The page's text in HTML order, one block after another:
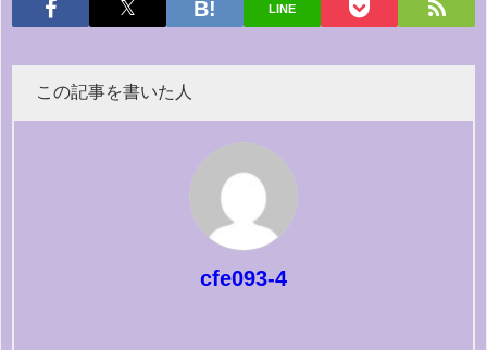
LINE
この記事を書いた人
cfe093-4